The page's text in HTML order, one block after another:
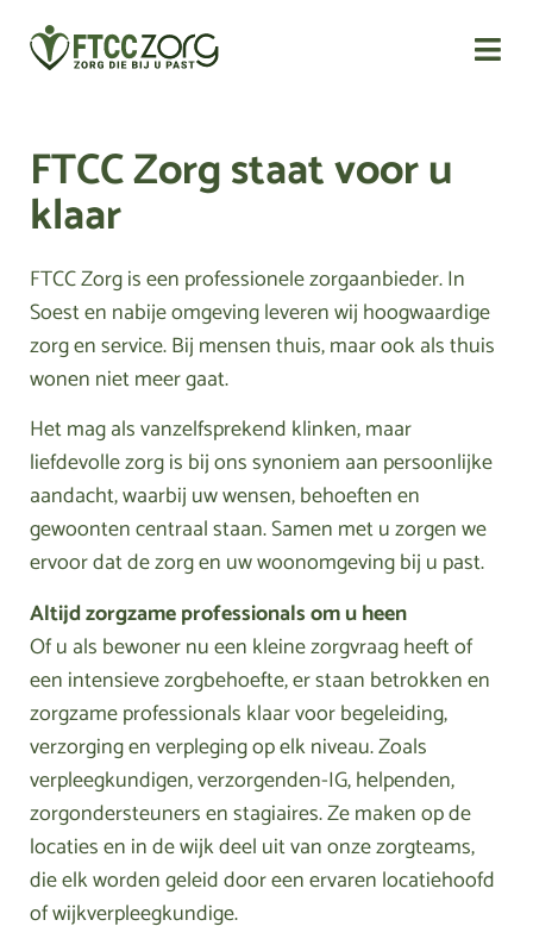
FTCC Zorg staat voor u
klaar
FTCC Zorg is een professionele zorgaanbieder. In
Soest en nabije omgeving leveren wij hoogwaardige
zorg en service. Bij mensen thuis, maar ook als thuis
wonen niet meer gaat.
Het mag als vanzelfsprekend klinken, maar
liefdevolle zorg is bij ons synoniem aan persoonlijke
aandacht, waarbij uw wensen, behoeften en
gewoonten centraal staan. Samen met u zorgen we
ervoor dat de zorg en uw woonomgeving bij u past.
Altijd zorgzame professionals om u heen
Of u als bewoner nu een kleine zorgvraag heeft of
een intensieve zorgbehoefte, er staan betrokken en
zorgzame professionals klaar voor begeleiding,
verzorging en verpleging op elk niveau. Zoals
verpleegkundigen, verzorgenden-IG, helpenden,
zorgondersteuners en stagiaires. Ze maken op de
locaties en in de wijk deel uit van onze zorgteams,
die elk worden geleid door een ervaren locatiehoofd
of wijkverpleegkundige.